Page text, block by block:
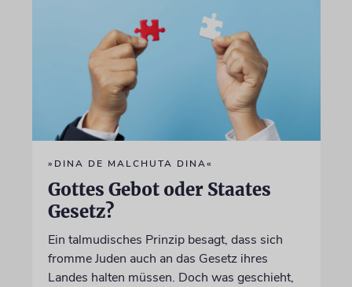
»DINA DE MALCHUTA DINA«
Gottes Gebot oder Staates
Gesetz?
Ein talmudisches Prinzip besagt, dass sich
fromme Juden auch an das Gesetz ihres
Landes halten müssen. Doch was geschieht,